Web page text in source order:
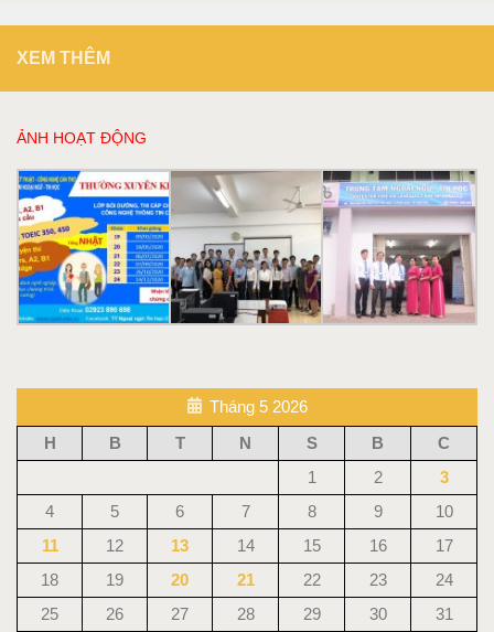
XEM THÊM
ẢNH HOẠT ĐỘNG
Tháng 5 2026
H
B T N S B
C
1
2
3
4
5 6 7 8 9
10
11
12 13 14 15 16
17
18
19 20 21 22 23
24
25
26 27 28 29 30 31